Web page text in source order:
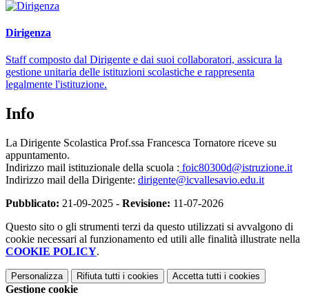
Dirigenza
Staff composto dal Dirigente e dai suoi collaboratori, assicura la
gestione unitaria delle istituzioni scolastiche e rappresenta
legalmente l'istituzione.
Info
La Dirigente Scolastica Prof.ssa Francesca Tornatore riceve su
appuntamento.
Indirizzo mail istituzionale della scuola : foic80300d@istruzione.it
Indirizzo mail della Dirigente: dirigente@icvallesavio.edu.it
Pubblicato: 21-09-2025 - Revisione: 11-07-2026
Questo sito o gli strumenti terzi da questo utilizzati si avvalgono di
cookie necessari al funzionamento ed utili alle finalità illustrate nella
COOKIE POLICY.
Personalizza Rifiuta tutti i cookies Accetta tutti i cookies
Gestione cookie